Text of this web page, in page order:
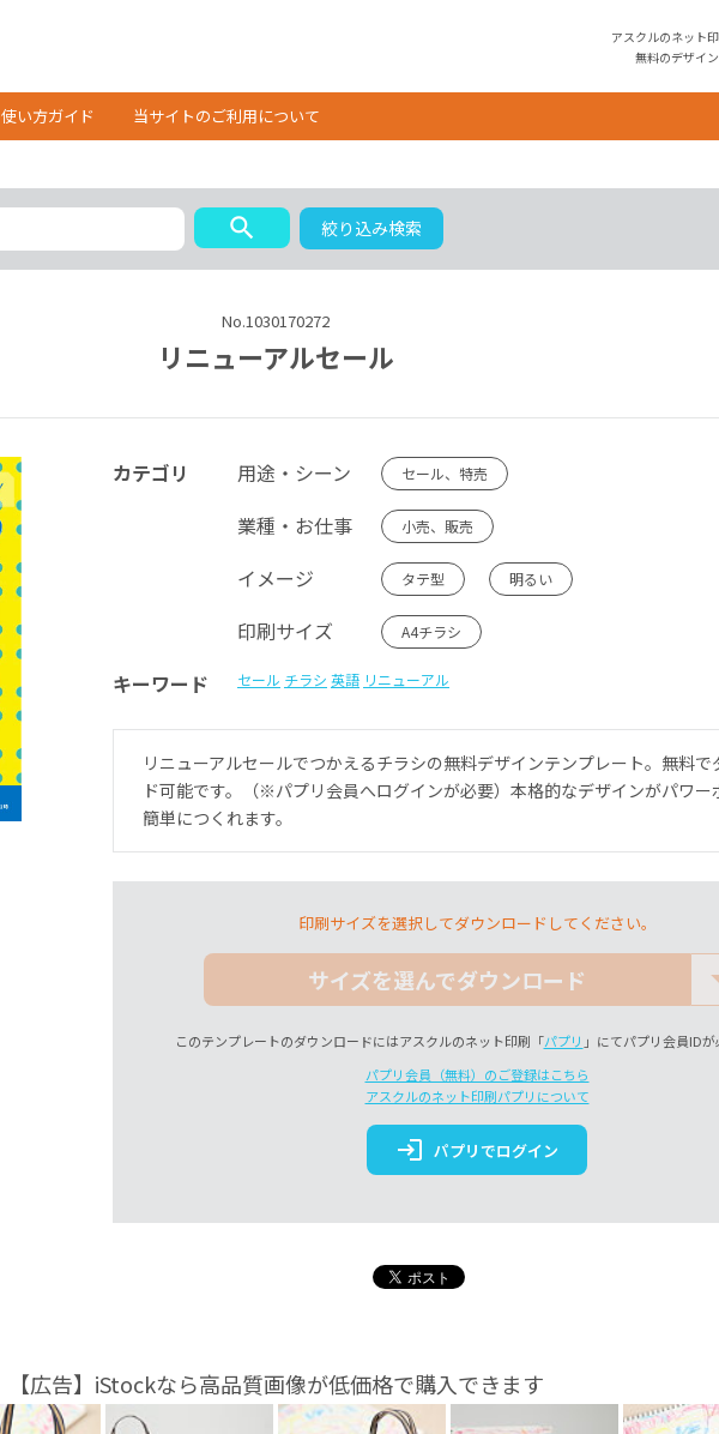
アスクルのネット
無料のデザイ
使い方ガイド 当サイトのご利用について
search 絞り込み検索
No.1030170272
リニューアルセール
カテゴリ 用途・シーン セール、特売
業種・お仕事 小売、販売
イメージ タテ型 明るい
印刷サイズ A4チラシ
キーワード セール チラシ 英語 リニューアル
リニューアルセールでつかえるチラシの無料デザインテンプレート。無料で
ド可能です。（※パプリ会員へログインが必要）本格的なデザインがパワー
簡単につくれます。
印刷サイズを選択してダウンロードしてください。
サイズを選んでダウンロード
このテンプレートのダウンロードにはアスクルのネット印刷「パプリ 」にてパプリ会員IDが
パプリ会員（無料）のご登録はこちら
アスクルのネット印刷パプリについて
login パプリでログイン
【広告】iStockなら高品質画像が低価格で購入できます